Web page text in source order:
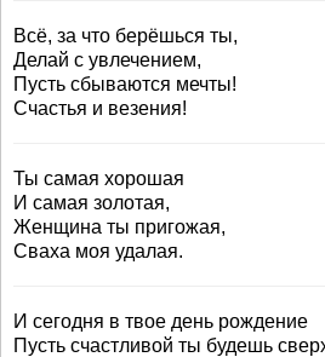
Всё, за что берёшься ты,
Делай с увлечением,
Пусть сбываются мечты!
Счастья и везения!
Ты самая хорошая
И самая золотая,
Женщина ты пригожая,
Сваха моя удалая.
И сегодня в твое день рождение
Пусть счастливой ты будешь